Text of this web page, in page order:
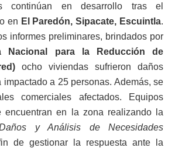
continúan en desarrollo tras el
en El Paredón, Sipacate, Escuintla.
informes preliminares, brindados por
Nacional para la Reducción de
ocho viviendas sufrieron daños
impactado a 25 personas. Además, se
comerciales afectados. Equipos
encuentran en la zona realizando la
y Análisis de Necesidades
de gestionar la respuesta ante la